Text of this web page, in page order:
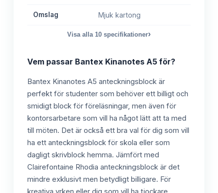
Omslag Mjuk kartong
Visa alla 10 specifikationer›
Vem passar Bantex Kinanotes A5 för?
Bantex Kinanotes A5 anteckningsblock är
perfekt för studenter som behöver ett billigt och
smidigt block för föreläsningar, men även för
kontorsarbetare som vill ha något lätt att ta med
till möten. Det är också ett bra val för dig som vill
ha ett anteckningsblock för skola eller som
dagligt skrivblock hemma. Jämfört med
Clairefontaine Rhodia anteckningsblock är det
mindre exklusivt men betydligt billigare. För